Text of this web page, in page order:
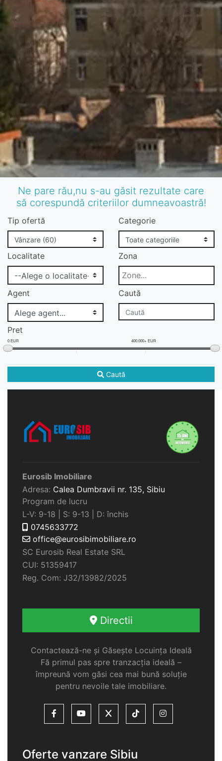
Ne pare rău,nu s-au găsit rezultate care
să corespundă criteriilor dumneavoastră!
Tip ofertă Categorie
Localitate Zona
Agent Caută
Pret
0 EUR 400.000+ EUR
Caută
Eurosib Imobiliare
Adresa: Calea Dumbravii nr. 135, Sibiu
Program de lucru
L-V: 9-18 | S: 9-13 | D: închis
0745633772
office@eurosibimobiliare.ro
SC Eurosib Real Estate SRL
CUI: 51359417
Reg. Com: J32/13982/2025
Directii
Contactează-ne și Găsește Locuința Ideală
Fă primul pas spre tranzacția ideală –
împreună vom găsi cea mai bună soluție
pentru nevoile tale imobiliare.
Oferte vanzare Sibiu